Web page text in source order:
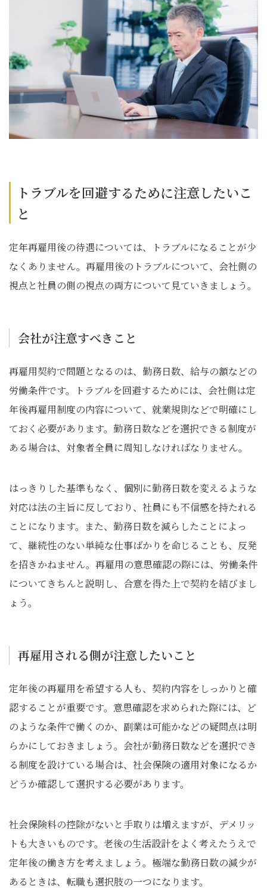
トラブルを回避するために注意したいこ
と
定年再雇用後の待遇については、トラブルになることが少
なくありません。再雇用後のトラブルについて、会社側の
視点と社員の側の視点の両方について見ていきましょう。
会社が注意すべきこと
再雇用契約で問題となるのは、勤務日数、給与の額などの
労働条件です。トラブルを回避するためには、会社側は定
年後再雇用制度の内容について、就業規則などで明確にし
ておく必要があります。勤務日数などを選択できる制度が
ある場合は、対象者全員に周知しなければなりません。
はっきりした基準もなく、個別に勤務日数を変えるような
対応は法の主旨に反しており、社員にも不信感を持たれる
ことになります。また、勤務日数を減らしたことによっ
て、継続性のない単純な仕事ばかりを命じることも、反発
を招きかねません。再雇用の意思確認の際には、労働条件
についてきちんと説明し、合意を得た上で契約を結びまし
ょう。
再雇用される側が注意したいこと
定年後の再雇用を希望する人も、契約内容をしっかりと確
認することが重要です。意思確認を求められた際には、ど
のような条件で働くのか、副業は可能かなどの疑問点は明
らかにしておきましょう。会社が勤務日数などを選択でき
る制度を設けている場合は、社会保険の適用対象になるか
どうか確認して選択する必要があります。
社会保険料の控除がないと手取りは増えますが、デメリッ
トも大きいものです。老後の生活設計をよく考えたうえで
定年後の働き方を考えましょう。極端な勤務日数の減少が
あるときは、転職も選択肢の一つになります。